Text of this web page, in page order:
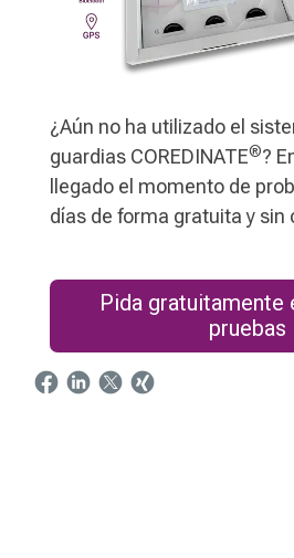
¿Aún no ha utilizado el
guardias COREDINATE®?
llegado el momento de
días de forma gratuita y sin
Pida gratuitamente
pruebas